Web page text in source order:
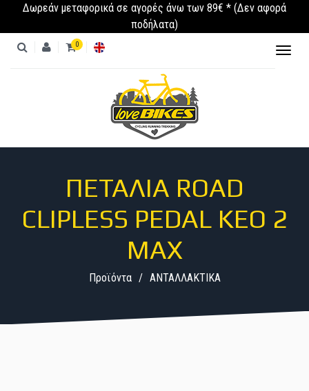
Δωρεάν μεταφορικά σε αγορές άνω των 89€ * (Δεν αφορά
ποδήλατα)
0
ΠΕΤΆΛΙΑ ROAD
CLIPLESS PEDAL KEO 2
MAX
Προϊόντα ΑΝΤΑΛΛΑΚΤΙΚΑ